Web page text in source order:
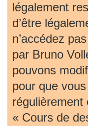
légalement
d’être
n’accédez
par Bruno
pouvons
pour que
régulièrement
« Cours de